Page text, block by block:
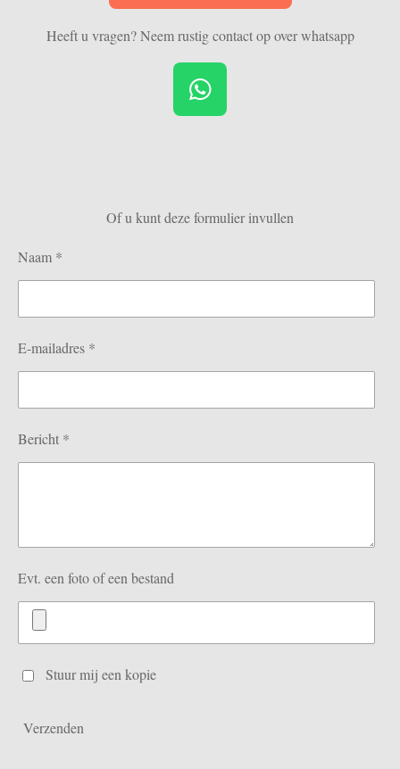
Heeft u vragen? Neem rustig contact op over whatsapp
W
h
A
p
Of u kunt deze formulier invullen
Naam *
E-mailadres *
Bericht *
Evt. een foto of een bestand
Stuur mij een kopie
Verzenden